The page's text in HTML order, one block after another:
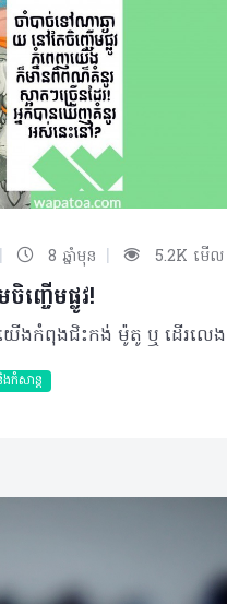
| 8 ឆ្នាំមុន | 5.2K មើល
ចើមផ្លូវ!
កំសាន្ត